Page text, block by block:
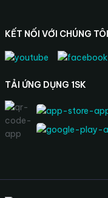
KẾT NỐI VỚI CHÚNG TÔI
TẢI ỨNG DỤNG 1SK